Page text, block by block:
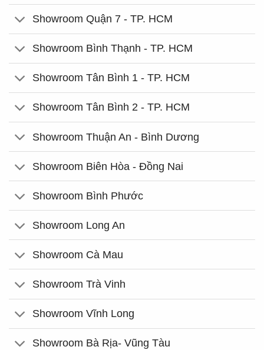
Showroom Quận 7 - TP. HCM
Showroom Bình Thạnh - TP. HCM
Showroom Tân Bình 1 - TP. HCM
Showroom Tân Bình 2 - TP. HCM
Showroom Thuận An - Bình Dương
Showroom Biên Hòa - Đồng Nai
Showroom Bình Phước
Showroom Long An
Showroom Cà Mau
Showroom Trà Vinh
Showroom Vĩnh Long
Showroom Bà Rịa- Vũng Tàu